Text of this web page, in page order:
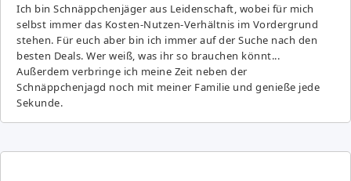
Ich bin Schnäppchenjäger aus Leidenschaft, wobei für mich
selbst immer das Kosten-Nutzen-Verhältnis im Vordergrund
stehen. Für euch aber bin ich immer auf der Suche nach den
besten Deals. Wer weiß, was ihr so brauchen könnt...
Außerdem verbringe ich meine Zeit neben der
Schnäppchenjagd noch mit meiner Familie und genieße jede
Sekunde.